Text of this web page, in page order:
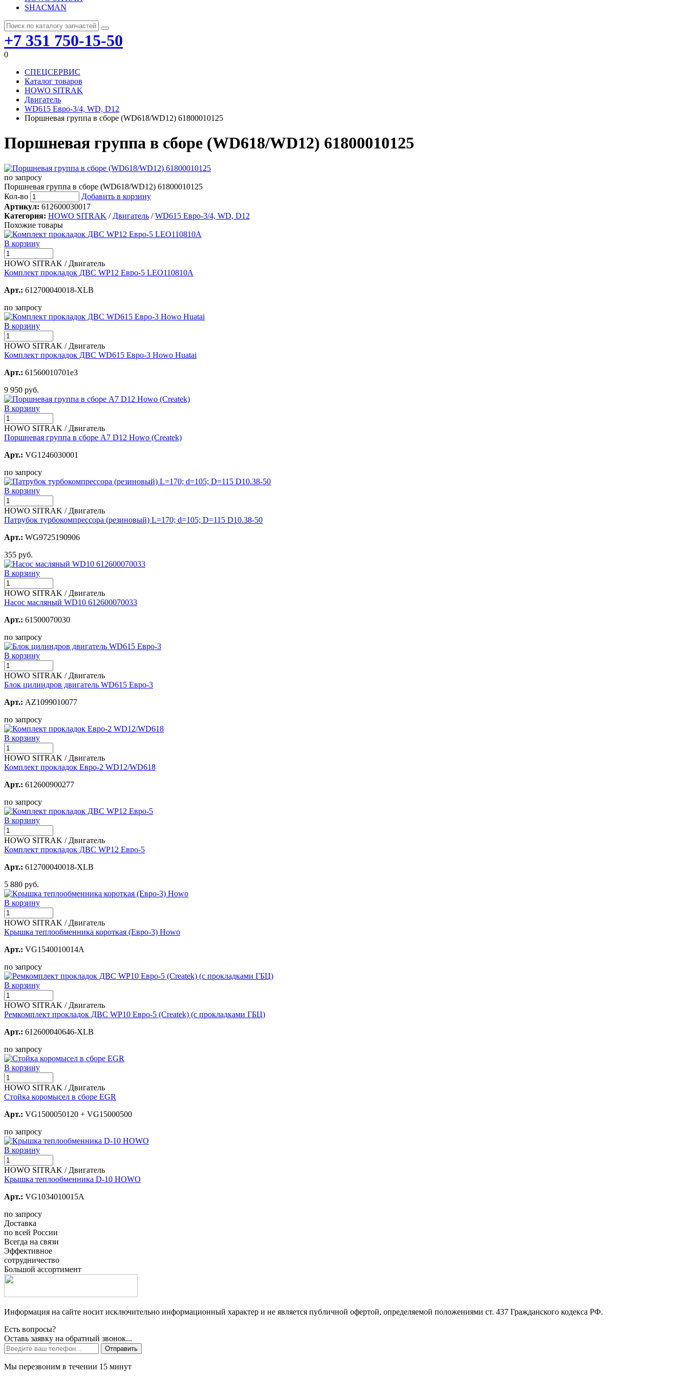
SHACMAN
+7 351 750-15-50
0
СПЕЦСЕРВИС
Каталог товаров
HOWO SITRAK
Двигатель
WD615 Евро-3/4, WD, D12
Поршневая группа в сборе (WD618/WD12) 61800010125
Поршневая группа в сборе (WD618/WD12) 61800010125
по запросу
Поршневая группа в сборе (WD618/WD12) 61800010125
Кол-во
Добавить в корзину
Артикул: 612600030017
Категория: HOWO SITRAK / Двигатель /WD615 Евро-3/4, WD, D12
Похожие товары
В корзину
HOWO SITRAK / Двигатель
Комплект прокладок ДВС WP12 Евро-5 LEO110810A
Арт.: 612700040018-XLB
по запросу
В корзину
HOWO SITRAK / Двигатель
Комплект прокладок ДВС WD615 Евро-3 Howo Huatai
Арт.: 61560010701e3
9 950 руб.
В корзину
HOWO SITRAK / Двигатель
Поршневая группа в сборе A7 D12 Howo (Createk)
Арт.: VG1246030001
по запросу
В корзину
HOWO SITRAK / Двигатель
Патрубок турбокомпрессора (резиновый) L=170; d=105; D=115 D10.38-50
Арт.: WG9725190906
355 руб.
В корзину
HOWO SITRAK / Двигатель
Насос масляный WD10 612600070033
Арт.: 61500070030
по запросу
В корзину
HOWO SITRAK / Двигатель
Блок цилиндров двигатель WD615 Евро-3
Арт.: AZ1099010077
по запросу
В корзину
HOWO SITRAK / Двигатель
Комплект прокладок Евро-2 WD12/WD618
Арт.: 612600900277
по запросу
В корзину
HOWO SITRAK / Двигатель
Комплект прокладок ДВС WP12 Евро-5
Арт.: 612700040018-XLB
5 880 руб.
В корзину
HOWO SITRAK / Двигатель
Крышка теплообменника короткая (Евро-3) Howo
Арт.: VG1540010014A
по запросу
В корзину
HOWO SITRAK / Двигатель
Ремкомплект прокладок ДВС WP10 Евро-5 (Createk) (с прокладками ГБЦ)
Арт.: 612600040646-XLB
по запросу
В корзину
HOWO SITRAK / Двигатель
Стойка коромысел в сборе EGR
Арт.: VG1500050120 + VG15000500
по запросу
В корзину
HOWO SITRAK / Двигатель
Крышка теплообменника D-10 HOWO
Арт.: VG1034010015A
по запросу
Доставка
по всей России
Всегда на связи
Эффективное
сотрудничество
Большой ассортимент
Информация на сайте носит исключительно информационный характер и не является публичной офертой, определяемой положениями ст. 437 Гражданского кодекса РФ.
Есть вопросы?
Оставь заявку на обратный звонок...
Отправить
Мы перезвоним в течении 15 минут